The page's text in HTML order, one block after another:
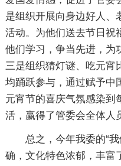
是组织开展向身边好人、
活动。为他们送去节日祝
他们学习，争当先进，为
三是组织猜灯谜、吃元宵
均踊跃参与，通过赋予中
元宵节的喜庆气氛感染到
活，赢得了管委会全体人
总之，今年我委的“
确，文化特色浓郁，丰富